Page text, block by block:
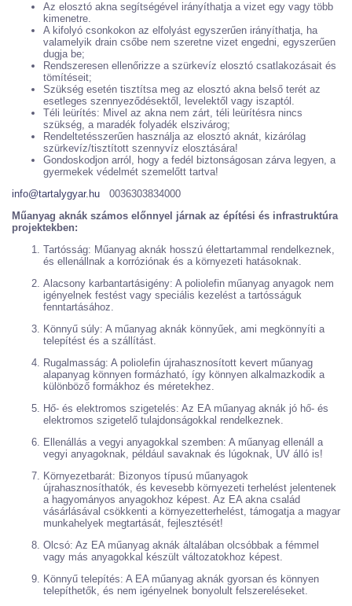
Az elosztó akna segítségével irányíthatja a vizet egy vagy több
kimenetre.
A kifolyó csonkokon az elfolyást egyszerűen irányíthatja, ha
valamelyik drain csőbe nem szeretne vizet engedni, egyszerűen
dugja be;
Rendszeresen ellenőrizze a szürkevíz elosztó csatlakozásait és
tömítéseit;
Szükség esetén tisztítsa meg az elosztó akna belső terét az
esetleges szennyeződésektől, levelektől vagy iszaptól.
Téli leürítés: Mivel az akna nem zárt, téli leürítésra nincs
szükség, a maradék folyadék elszivárog;
Rendeltetésszerűen használja az elosztó aknát, kizárólag
szürkevíz/tisztított szennyvíz elosztására!
Gondoskodjon arról, hogy a fedél biztonságosan zárva legyen, a
gyermekek védelmét szemelőtt tartva!
info@tartalygyar.hu 0036303834000
Műanyag aknák számos előnnyel járnak az építési és infrastruktúra
projektekben:
Tartósság: Műanyag aknák hosszú élettartammal rendelkeznek,
és ellenállnak a korróziónak és a környezeti hatásoknak.
Alacsony karbantartásigény: A poliolefin műanyag anyagok nem
igényelnek festést vagy speciális kezelést a tartósságuk
fenntartásához.
Könnyű súly: A műanyag aknák könnyűek, ami megkönnyíti a
telepítést és a szállítást.
Rugalmasság: A poliolefin újrahasznosított kevert műanyag
alapanyag könnyen formázható, így könnyen alkalmazkodik a
különböző formákhoz és méretekhez.
Hő- és elektromos szigetelés: Az EA műanyag aknák jó hő- és
elektromos szigetelő tulajdonságokkal rendelkeznek.
Ellenállás a vegyi anyagokkal szemben: A műanyag ellenáll a
vegyi anyagoknak, például savaknak és lúgoknak, UV álló is!
Környezetbarát: Bizonyos típusú műanyagok
újrahasznosíthatók, és kevesebb környezeti terhelést jelentenek
a hagyományos anyagokhoz képest. Az EA akna család
vásárlásával csökkenti a környezetterhelést, támogatja a magyar
munkahelyek megtartását, fejlesztését!
Olcsó: Az EA műanyag aknák általában olcsóbbak a fémmel
vagy más anyagokkal készült változatokhoz képest.
Könnyű telepítés: A EA műanyag aknák gyorsan és könnyen
telepíthetők, és nem igényelnek bonyolult felszereléseket.